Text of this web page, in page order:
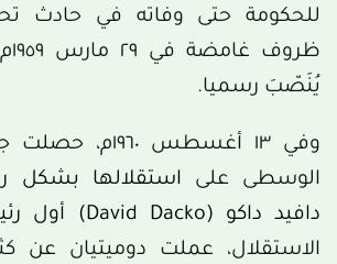
للحكومة حتى وفاته في حادث
يُنَصّبَ رسميا.
وفي ١٣ أغسطس
الوسطى على استقلالها بشكل
دافيد داكو (David Dacko) أول رئيس للبلاد
الاستقلال، عملت دوميتيان عن